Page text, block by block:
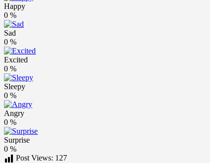
Happy
0 %
Sad
0 %
Excited
0 %
Sleepy
0 %
Angry
0 %
Surprise
0 %
Post Views: 127